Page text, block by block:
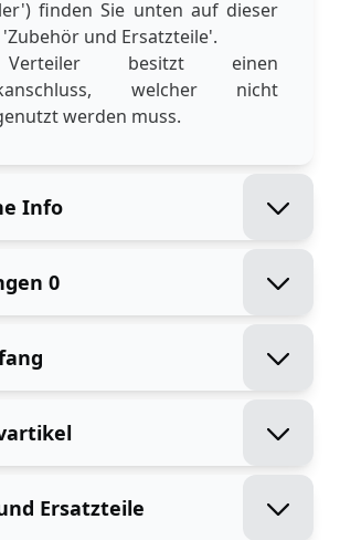
finden Sie unten auf dieser
und Ersatzteile'.
besitzt einen
welcher nicht
werden muss.
Info
0
Ersatzteile